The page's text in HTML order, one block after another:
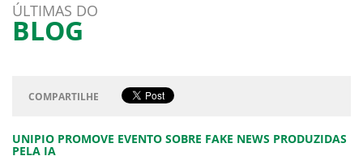
ÚLTIMAS DO
BLOG
COMPARTILHE
UNIPIO PROMOVE EVENTO SOBRE FAKE NEWS PRODUZIDAS
PELA IA